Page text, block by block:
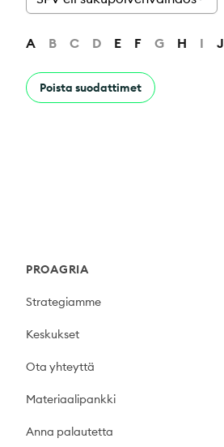
A B C D E F G H I J
Poista suodattimet
PROAGRIA
Strategiamme
Keskukset
Ota yhteyttä
Materiaalipankki
Anna palautetta